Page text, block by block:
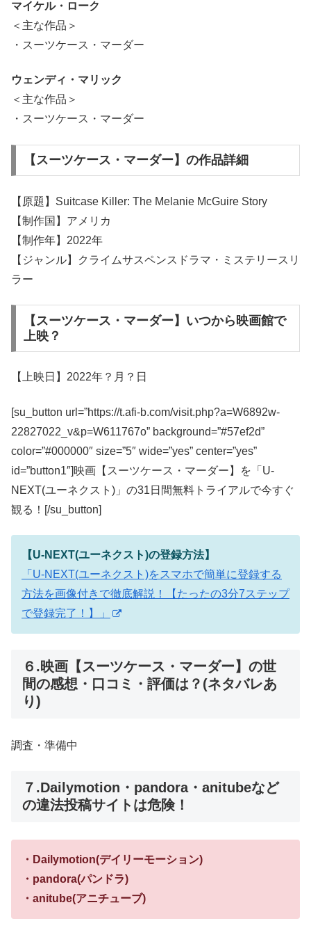
マイケル・ローク
＜主な作品＞
・スーツケース・マーダー
ウェンディ・マリック
＜主な作品＞
・スーツケース・マーダー
【スーツケース・マーダー】の作品詳細
【原題】Suitcase Killer: The Melanie McGuire Story
【制作国】アメリカ
【制作年】2022年
【ジャンル】クライムサスペンスドラマ・ミステリースリ
ラー
【スーツケース・マーダー】いつから映画館で
上映？
【上映日】2022年？月？日
[su_button url=”https://t.afi-b.com/visit.php?a=W6892w-
22827022_v&p=W611767o” background=”#57ef2d”
color=”#000000″ size=”5″ wide=”yes” center=”yes”
id=”button1″]映画【スーツケース・マーダー】を「U-
NEXT(ユーネクスト)」の31日間無料トライアルで今すぐ
観る！[/su_button]
【U-NEXT(ユーネクスト)の登録方法】
「U-NEXT(ユーネクスト)をスマホで簡単に登録する
方法を画像付きで徹底解説！【たったの3分7ステップ
で登録完了！】」
６.映画【スーツケース・マーダー】の世
間の感想・口コミ・評価は？(ネタバレあ
り)
調査・準備中
７.Dailymotion・pandora・anitubeなど
の違法投稿サイトは危険！
・Dailymotion(デイリーモーション)
・pandora(パンドラ)
・anitube(アニチューブ)